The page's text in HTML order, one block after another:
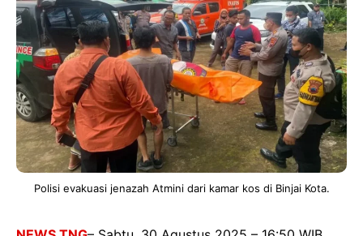
Polisi evakuasi jenazah Atmini dari kamar kos di Binjai Kota.